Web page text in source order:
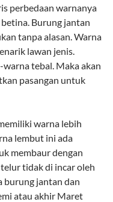
perbedaan warnanya
Burung jantan
tanpa alasan. Warna
lawan jenis.
tebal. Maka akan
pasangan untuk
warna lebih
lembut ini ada
membaur dengan
tidak di incar oleh
burung jantan dan
atau akhir Maret